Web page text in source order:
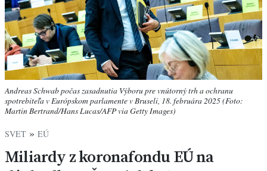
Andreas Schwab počas zasadnutia Výboru pre vnútorný trh a ochranu
spotrebiteľa v Európskom parlamente v Bruseli, 18. februára 2025 (Foto:
Martin Bertrand/Hans Lucas/AFP via Getty Images)
SVET » EÚ
Miliardy z koronafondu EÚ na